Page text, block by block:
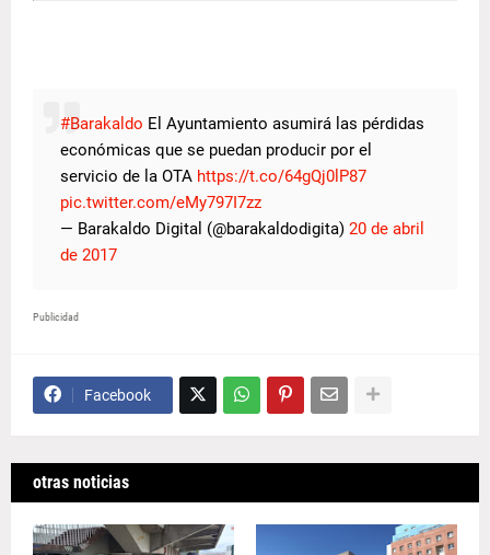
#Barakaldo El Ayuntamiento asumirá las pérdidas
económicas que se puedan producir por el
servicio de la OTA https://t.co/64gQj0lP87
pic.twitter.com/eMy797I7zz
— Barakaldo Digital (@barakaldodigita) 20 de abril
de 2017
Publicidad
Facebook
otras noticias